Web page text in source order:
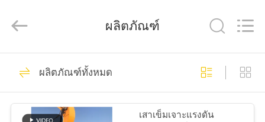
บ้าน
สินค้า
Shanghai
เสาเข็มไฮดรอลิก
113
ผลิตภัณฑ์
ผลิตภัณฑ์ทั้งหมด
เสาเข็มเจาะแรงดัน